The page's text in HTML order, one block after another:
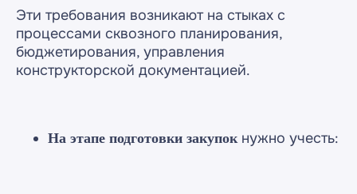
Эти требования возникают на стыках с
процессами сквозного планирования,
бюджетирования, управления
конструкторской документацией.
На этапе подготовки закупокнужно учесть: